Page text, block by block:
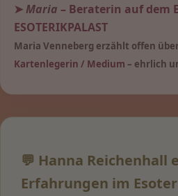
➤Maria – Beraterin auf dem
ESOTERIKPALAST
Maria Venneberg erzählt offen
Kartenlegerin / Medium – ehrlich
💬 Hanna Reichenhall
Erfahrungen im